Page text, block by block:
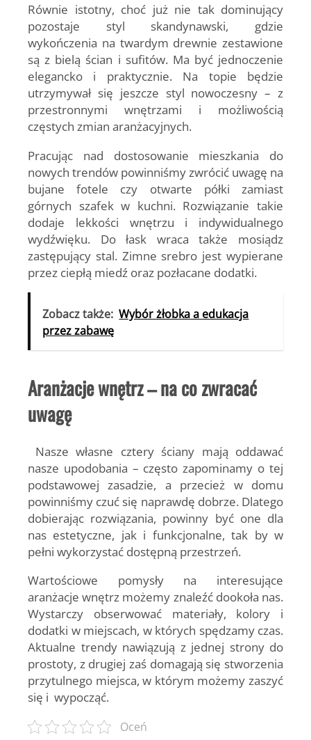
Równie istotny, choć już nie tak dominujący
pozostaje styl skandynawski, gdzie
wykończenia na twardym drewnie zestawione
są z bielą ścian i sufitów. Ma być jednoczenie
elegancko i praktycznie. Na topie będzie
utrzymywał się jeszcze styl nowoczesny – z
przestronnymi wnętrzami i możliwością
częstych zmian aranżacyjnych.
Pracując nad dostosowanie mieszkania do
nowych trendów powinniśmy zwrócić uwagę na
bujane fotele czy otwarte półki zamiast
górnych szafek w kuchni. Rozwiązanie takie
dodaje lekkości wnętrzu i indywidualnego
wydźwięku. Do łask wraca także mosiądz
zastępujący stal. Zimne srebro jest wypierane
przez ciepłą miedź oraz pozłacane dodatki.
Zobacz także: Wybór żłobka a edukacja
przez zabawę
Aranżacje wnętrz – na co zwracać
uwagę
Nasze własne cztery ściany mają oddawać
nasze upodobania – często zapominamy o tej
podstawowej zasadzie, a przecież w domu
powinniśmy czuć się naprawdę dobrze. Dlatego
dobierając rozwiązania, powinny być one dla
nas estetyczne, jak i funkcjonalne, tak by w
pełni wykorzystać dostępną przestrzeń.
Wartościowe pomysły na interesujące
aranżacje wnętrz możemy znaleźć dookoła nas.
Wystarczy obserwować materiały, kolory i
dodatki w miejscach, w których spędzamy czas.
Aktualne trendy nawiązują z jednej strony do
prostoty, z drugiej zaś domagają się stworzenia
przytulnego miejsca, w którym możemy zaszyć
się i wypocząć.
Oceń